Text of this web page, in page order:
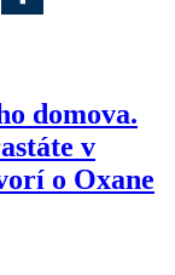
domova.
v
o Oxane